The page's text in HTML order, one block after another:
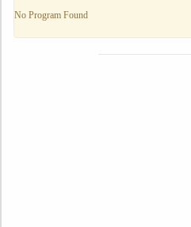
No Program Found